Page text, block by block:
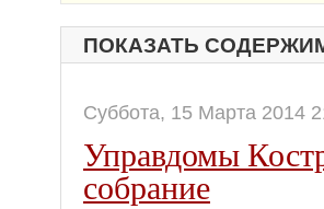
ПОКАЗАТЬ
Суббота, 15 Марта 2014
Управдомы
собрание